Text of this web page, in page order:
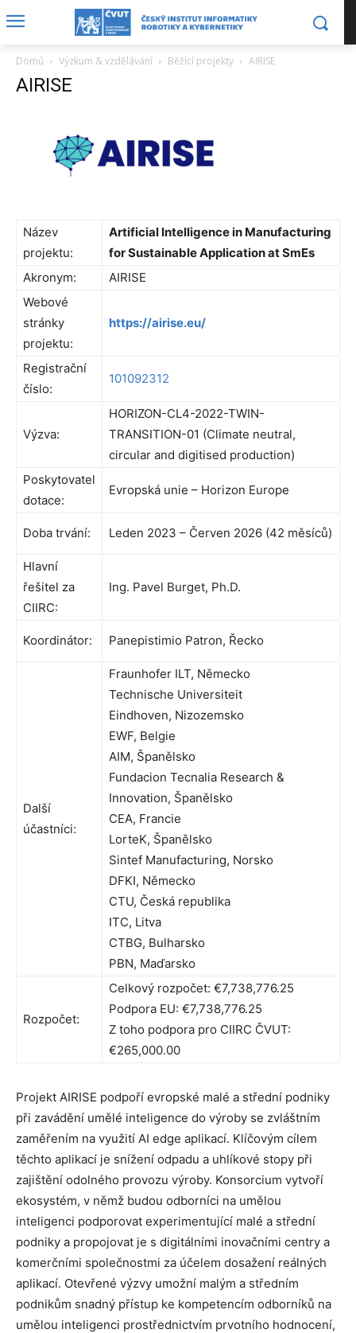
Domů Výzkum & vzdělávání Běžící projekty AIRISE
AIRISE
Název
projektu:
Artificial Intelligence in Manufacturing
for Sustainable Application at SmEs
Akronym:
AIRISE
Webové
stránky
projektu:
https://airise.eu/
Registrační
číslo:
101092312
Výzva:
HORIZON-CL4-2022-TWIN-
TRANSITION-01 (Climate neutral,
circular and digitised production)
Poskytovatel
dotace:
Evropská unie – Horizon Europe
Doba trvání: Leden 2023 – Červen 2026 (42 měsíců)
Hlavní
řešitel za
CIIRC:
Ing. Pavel Burget, Ph.D.
Koordinátor: Panepistimio Patron, Řecko
Další
účastníci:
Fraunhofer ILT, Německo
Technische Universiteit
Eindhoven, Nizozemsko
EWF, Belgie
AIM, Španělsko
Fundacion Tecnalia Research &
Innovation, Španělsko
CEA, Francie
LorteK, Španělsko
Sintef Manufacturing, Norsko
DFKI, Německo
CTU, Česká republika
ITC, Litva
CTBG, Bulharsko
PBN, Maďarsko
Rozpočet:
Celkový rozpočet: €7,738,776.25
Podpora EU: €7,738,776.25
Z toho podpora pro CIIRC ČVUT:
€265,000.00
Projekt AIRISE podpoří evropské malé a střední podniky
při zavádění umělé inteligence do výroby se zvláštním
zaměřením na využití AI edge aplikací. Klíčovým cílem
těchto aplikací je snížení odpadu a uhlíkové stopy při
zajištění odolného provozu výroby. Konsorcium vytvoří
ekosystém, v němž budou odborníci na umělou
inteligenci podporovat experimentující malé a střední
podniky a propojovat je s digitálními inovačními centry a
komerčními společnostmi za účelem dosažení reálných
aplikací. Otevřené výzvy umožní malým a středním
podnikům snadný přístup ke kompetencím odborníků na
umělou inteligenci prostřednictvím prvotního hodnocení,